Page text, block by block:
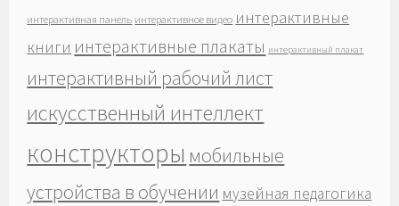
интерактивная панель интерактивное видео интерактивные
книги интерактивные плакаты интерактивный плакат
интерактивный рабочий лист
искусственный интеллект
конструкторы мобильные
устройства в обучении музейная педагогика